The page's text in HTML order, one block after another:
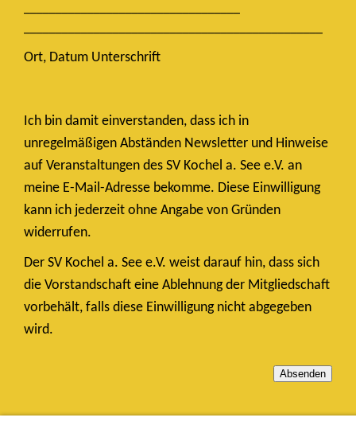
Ort, Datum Unterschrift
Ich bin damit einverstanden, dass ich in
unregelmäßigen Abständen Newsletter und Hinweise
auf Veranstaltungen des SV Kochel a. See e.V. an
meine E-Mail-Adresse bekomme. Diese Einwilligung
kann ich jederzeit ohne Angabe von Gründen
widerrufen.
Der SV Kochel a. See e.V. weist darauf hin, dass sich
die Vorstandschaft eine Ablehnung der Mitgliedschaft
vorbehält, falls diese Einwilligung nicht abgegeben
wird.